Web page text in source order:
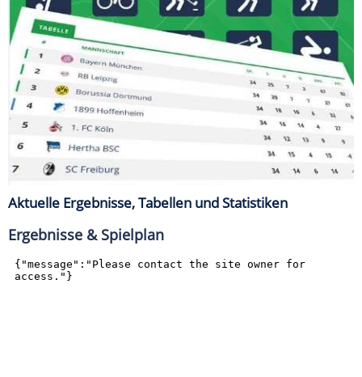
Aktuelle Ergebnisse, Tabellen und Statistiken
Ergebnisse & Spielplan